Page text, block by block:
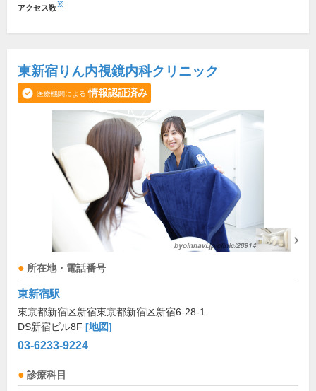
アクセス数※
東新宿りん内視鏡内科クリニック
医療機関による 情報認証済み
所在地・電話番号
東新宿駅
東京都新宿区新宿東京都新宿区新宿6-28-1
DS新宿ビル8F [地図]
03-6233-9224
診療科目